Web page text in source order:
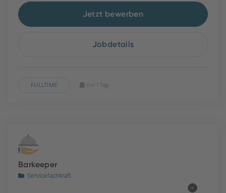
Jetzt bewerben
Jobdetails
FULLTIME Vor 1 Tag
Barkeeper
Servicefachkraft